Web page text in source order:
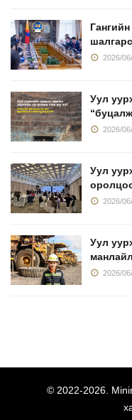
2026/
Уул
2026/
Уул
2026/
Уул
2026/
© 2022-2026.